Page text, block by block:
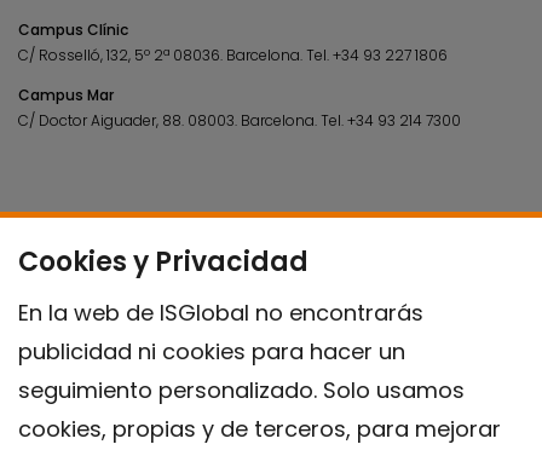
Cookies y Privacidad
En la web de ISGlobal no encontrarás
publicidad ni cookies para hacer un
seguimiento personalizado. Solo usamos
cookies, propias y de terceros, para mejorar
Campus Clínic
C/ Rosselló, 132, 5º 2ª 08036. Barcelona.Tel.+34 93 227 1806
Campus Mar
C/ Doctor Aiguader, 88. 08003. Barcelona.Tel.+34 93 214 7300